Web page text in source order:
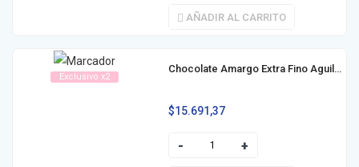
AÑADIR AL CARRITO
Exclusivo x2
Chocolate Amargo Extra Fino Aguila 80% Cacao 130g
$15.691,37